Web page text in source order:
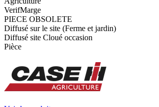
VerifMarge
PIECE OBSOLETE
Diffusé sur le site (Ferme et jardin)
Diffusé site Cloué occasion
Pièce